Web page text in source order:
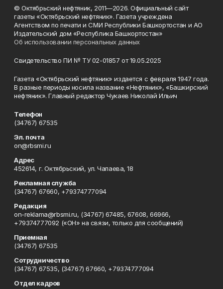
© Октябрьский нефтяник, 2011—2026. Официальный сайт
газеты «Октябрьский нефтяник». Газета учреждена
Агентством по печати и СМИ Республики Башкортостан и АО
Издательский дом «Республика Башкортостан»
Об использовании персональных данных
Свидетельство ПИ № ТУ 02-01857 от 19.05.2025
Газета «Октябрьский нефтяник» издается с февраля 1947 года.
В разные периоды носила название «Нефтяник», «Башкирский
нефтяник». Главный редактор Чукаев Николай Ильич
Телефон
(34767) 67535
Эл. почта
on@rbsmi.ru
Адрес
452614, г. Октябрьский, ул. Чапаева, 18
Рекламная служба
(34767) 67660, +79374777094
Редакция
on-reklama@rbsmi.ru, (34767) 67485, 67608, 66966,
+79374777092 («ОН» на связи, только для сообщений)
Приемная
(34767) 67535
Сотрудничество
(34767) 67535, (34767) 67660, +79374777094
Отдел кадров